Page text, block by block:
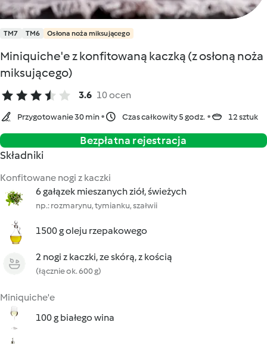
TM7 TM6 Osłona noża miksującego
Miniquiche'e z konfitowaną kaczką (z osłoną noża
miksującego)
3.6 10 ocen
Przygotowanie 30 min Czas całkowity 5 godz. 12 sztuk
Bezpłatna rejestracja
Składniki
Konfitowane nogi z kaczki
6 gałązek mieszanych ziół, świeżych
np.: rozmarynu, tymianku, szałwii
1500 g oleju rzepakowego
2 nogi z kaczki, ze skórą, z kością
(łącznie ok. 600 g)
Miniquiche'e
100 g białego wina